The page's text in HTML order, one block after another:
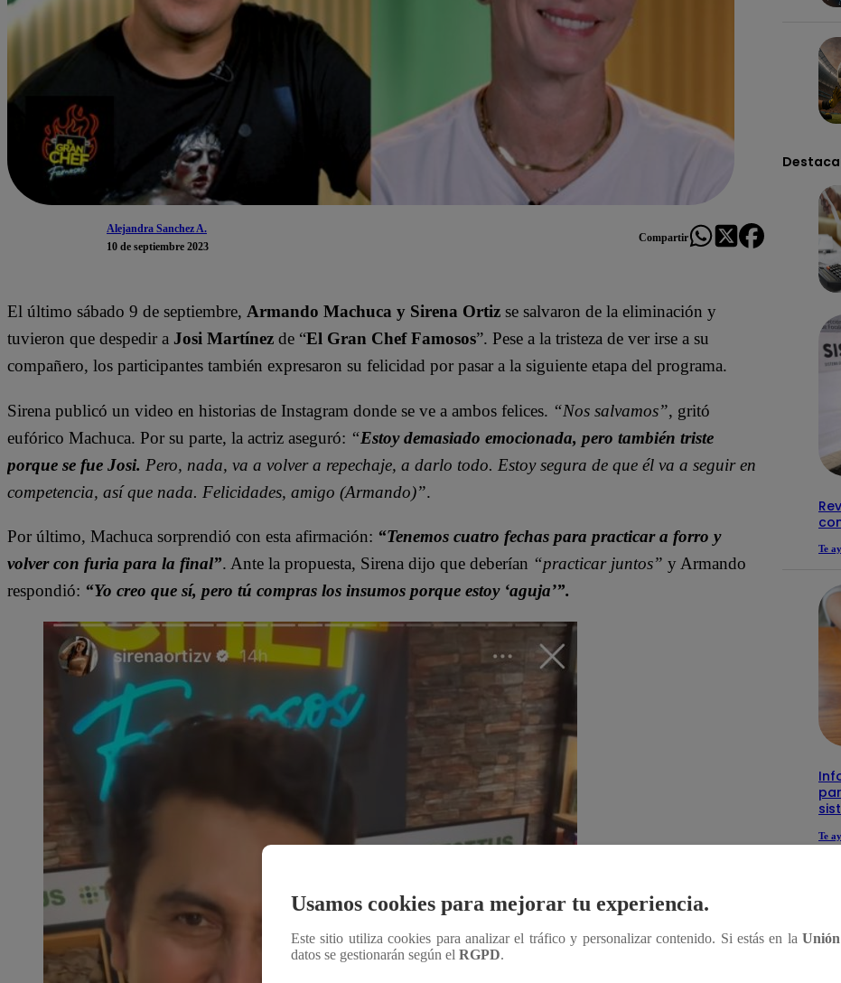
Alejandra Sanchez A.
10 de septiembre 2023
Compartir
El último sábado 9 de septiembre, Armando Machuca y Sirena Ortiz se salvaron de la eliminación y
tuvieron que despedir a Josi Martínez de “El Gran Chef Famosos”. Pese a la tristeza de ver irse a su
compañero, los participantes también expresaron su felicidad por pasar a la siguiente etapa del programa.
Sirena publicó un video en historias de Instagram donde se ve a ambos felices. “Nos salvamos”, gritó
eufórico Machuca. Por su parte, la actriz aseguró: “Estoy demasiado emocionada, pero también triste
porque se fue Josi. Pero, nada, va a volver a repechaje, a darlo todo. Estoy segura de que él va a seguir en
competencia, así que nada. Felicidades, amigo (Armando)”.
Por último, Machuca sorprendió con esta afirmación: “Tenemos cuatro fechas para practicar a forro y
volver con furia para la final”. Ante la propuesta, Sirena dijo que deberían “practicar juntos” y Armando
respondió: “Yo creo que sí, pero tú compras los insumos porque estoy ‘aguja’”.
Te
Te
Usamos cookies para mejorar tu experiencia.
Este sitio utiliza cookies para analizar el tráfico y personalizar contenido. Si estás en la
datos se gestionarán según el RGPD.